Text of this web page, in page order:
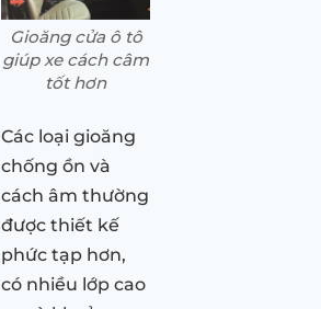
Gioăng cửa ô tô
giúp xe cách câm
tốt hơn
Các loại gioăng
chống ồn và
cách âm thường
được thiết kế
phức tạp hơn,
có nhiều lớp cao